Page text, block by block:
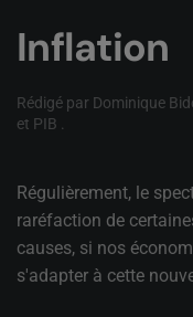
Inflation
Rédigé par Dominique
et PIB
Régulièrement, le
raréfaction de
causes, si nos
s'adapter à cette